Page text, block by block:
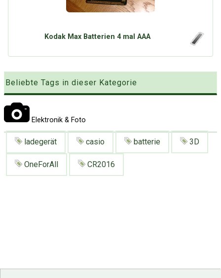
Google
Presse News
Suchanfragen
Kodak Max Batterien 4 mal AAA
Beliebte Tags in dieser Kategorie
Elektronik & Foto
ladegerät casio batterie 3D
OneForAll CR2016